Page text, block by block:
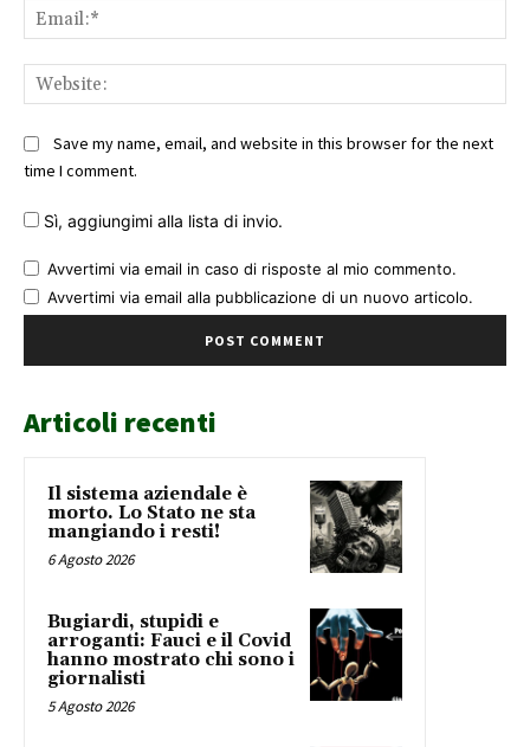
Save my name, email, and website in this browser for the next
time I comment.
Sì, aggiungimi alla lista di invio.
Avvertimi via email in caso di risposte al mio commento.
Avvertimi via email alla pubblicazione di un nuovo articolo.
Articoli recenti
Il sistema aziendale è
morto. Lo Stato ne sta
mangiando i resti!
6 Agosto 2026
Bugiardi, stupidi e
arroganti: Fauci e il Covid
hanno mostrato chi sono i
giornalisti
5 Agosto 2026